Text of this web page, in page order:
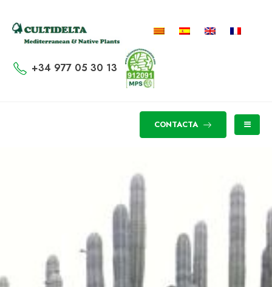
+34 977 05 30 13
CONTACTA